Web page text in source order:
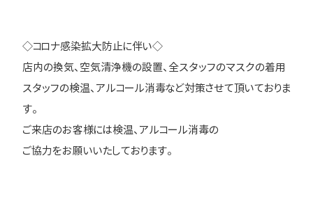
◇コロナ感染拡大防止に伴い◇
店内の換気、空気清浄機の設置、全スタッフのマスクの着用
スタッフの検温、アルコール消毒など対策させて頂いておりま
す。
ご来店のお客様には検温、アルコール消毒の
ご協力をお願いいたしております。